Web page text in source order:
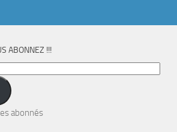
ABONNEZ !!!
abonnés